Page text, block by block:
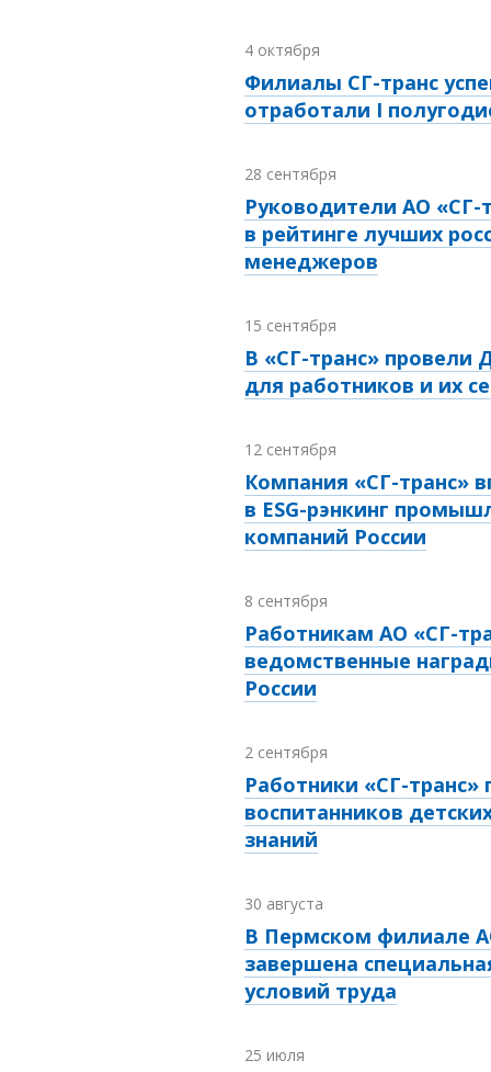
4 октября
Филиалы СГ-транс
отработали I
28 сентября
Руководители АО «СГ-
в рейтинге лучших
менеджеров
15 сентября
В «СГ-транс» провели
для работников и их
12 сентября
Компания «СГ-транс»
в ESG-рэнкинг
компаний России
8 сентября
Работникам АО «СГ-
ведомственные
России
2 сентября
Работники «СГ-транс»
воспитанников
знаний
30 августа
В Пермском филиале
завершена
условий труда
25 июля